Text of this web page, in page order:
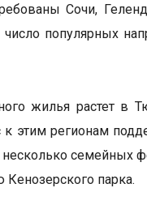
Сочи,
популярных
жилья растет в
к этим регионам
семейных
парка.